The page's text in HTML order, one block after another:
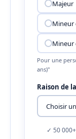
Majeur
Mineur
Mineur
Pour une
ans)"
Raison de
✓ 50